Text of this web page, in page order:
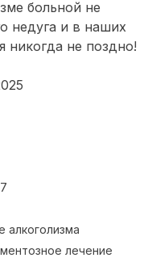
больной не
недуга и в наших
никогда не поздно!
алкоголизма
лечение